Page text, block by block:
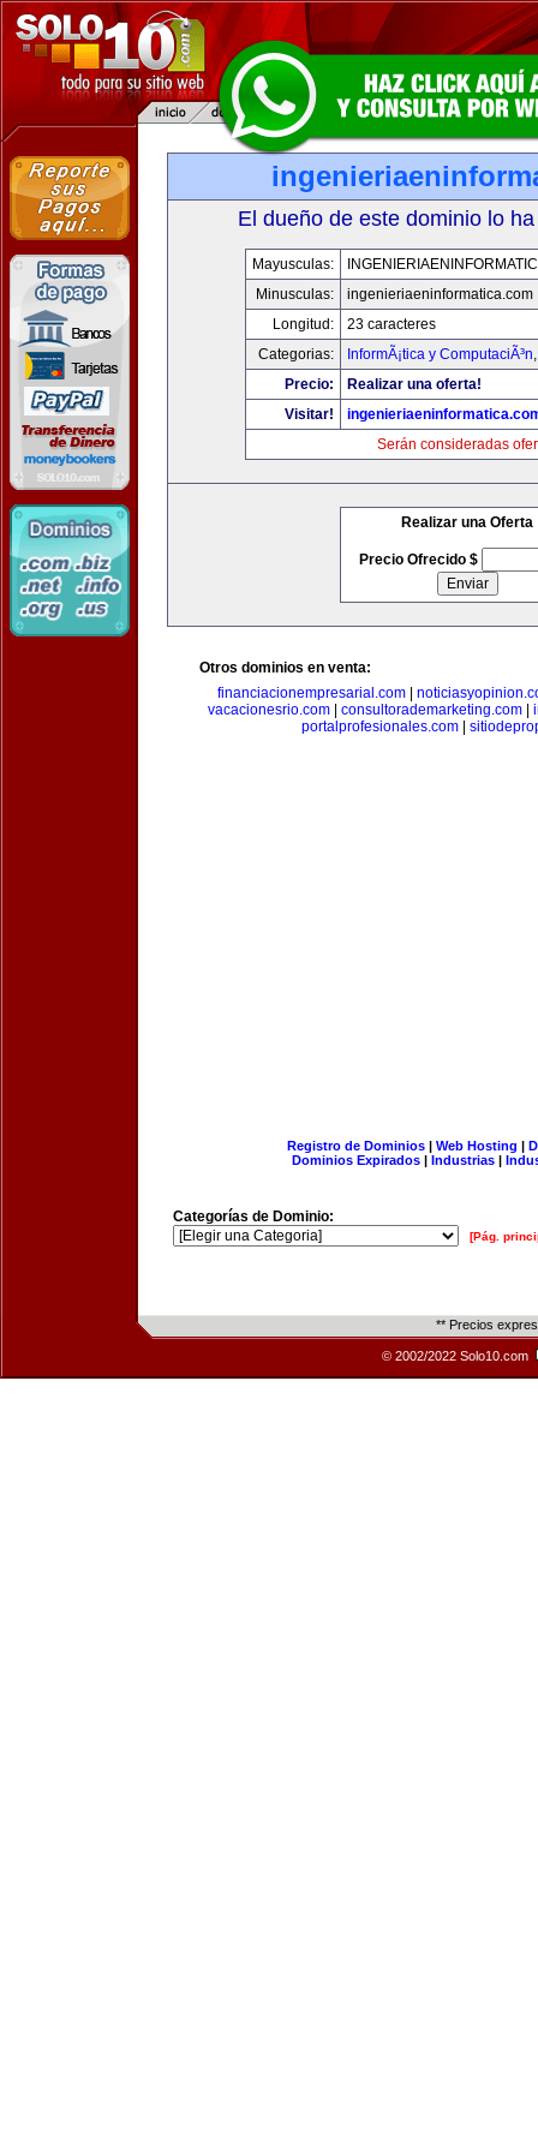
El dueño de este dominio lo
Mayusculas:
Minusculas:
ingenieriaeninformatica.com
Longitud:
23 caracteres
Categorias:
InformÃ¡tica y ComputaciÃ³n
Precio:
Realizar una oferta!
Visitar!
Serán consideradas
Realizar una Oferta
Precio Ofrecido $
Otros dominios en venta:
financiacionempresarial.com
vacacionesrio.com
consultorademarketing.com
portalprofesionales.com|
Registro de Dominios| Web Hosting |
Dominios Expirados | Industrias |
Categorías de Dominio:
[Pág.
** Precios
© 2002/2022 Solo10.com